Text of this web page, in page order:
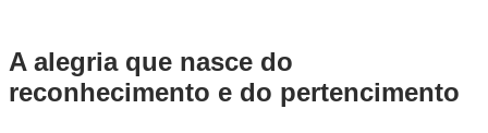
A alegria que nasce do
reconhecimento e do pertencimento